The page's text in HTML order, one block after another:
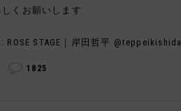
くお願いします
ROSE STAGE｜岸田哲平 @teppeikishida
1825